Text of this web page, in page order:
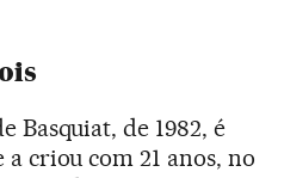
Basquiat, de 1982, é
criou com 21 anos, no